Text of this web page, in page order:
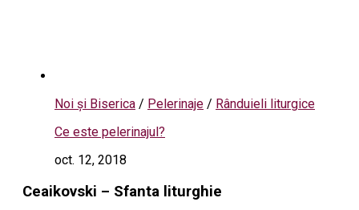
Noi și Biserica / Pelerinaje / Rânduieli liturgice
Ce este pelerinajul?
oct. 12, 2018
Ceaikovski – Sfanta liturghie